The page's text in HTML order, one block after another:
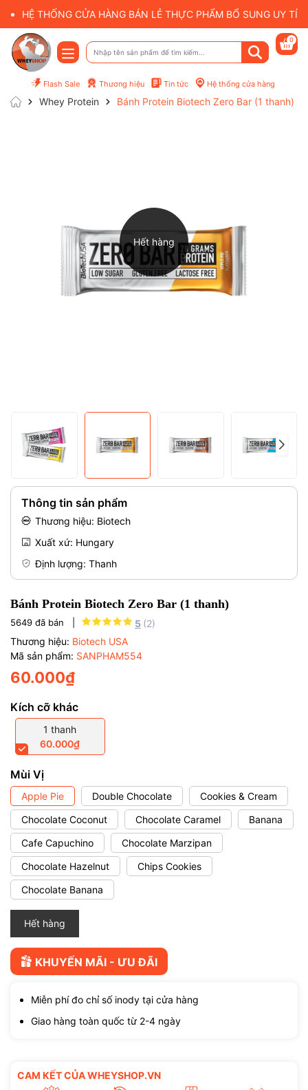
HỆ THỐNG CỬA HÀNG BÁN LẺ THỰC PHẨM BỔ SUNG UY
Flash Sale Thương hiệu Tin tức Hệ thống cửa hàng
0
Whey Protein Bánh Protein Biotech Zero Bar (1 thanh)
Hết hàng
Thông tin sản phẩm
Thương hiệu: Biotech
Xuất xứ: Hungary
Định lượng: Thanh
Bánh Protein Biotech Zero Bar (1 thanh)
5649 đã bán | 5 (2)
Thương hiệu: Biotech USA
Mã sản phẩm: SANPHAM554
60.000₫
Kích cỡ khác
1 thanh
60.000₫
Mùi Vị
Apple Pie Double Chocolate
Cookies & Cream
Chocolate Coconut
Chocolate Caramel
Banana
Cafe Capuchino
Chocolate Marzipan
Chocolate Hazelnut
Chips Cookies
Chocolate Banana
Hết hàng
KHUYẾN MÃI - ƯU ĐÃI
Miễn phí đo chỉ số inody tại cửa hàng
Giao hàng toàn quốc từ 2-4 ngày
CAM KẾT CỦA WHEYSHOP.VN
Điều kiện: